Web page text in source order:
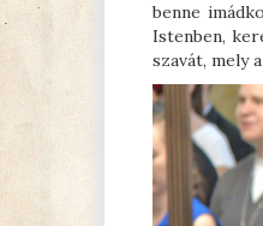
benne
Istenben,
szavát, mely